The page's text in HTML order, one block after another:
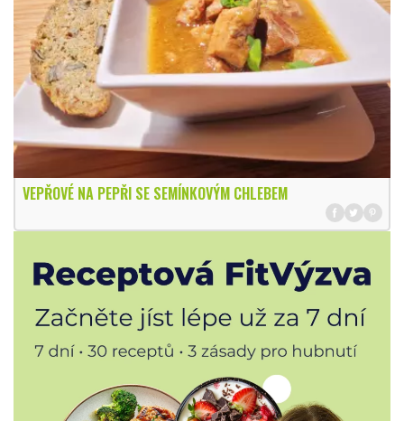
VEPŘOVÉ NA PEPŘI SE SEMÍNKOVÝM CHLEBEM